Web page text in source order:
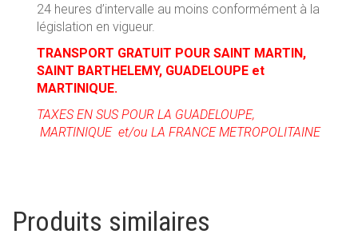
24 heures d’intervalle au moins conformément à la
législation en vigueur.
TRANSPORT GRATUIT POUR SAINT MARTIN,
SAINT BARTHELEMY, GUADELOUPE et
MARTINIQUE.
TAXES EN SUS POUR LA GUADELOUPE,
MARTINIQUE et/ou LA FRANCE METROPOLITAINE
Produits similaires